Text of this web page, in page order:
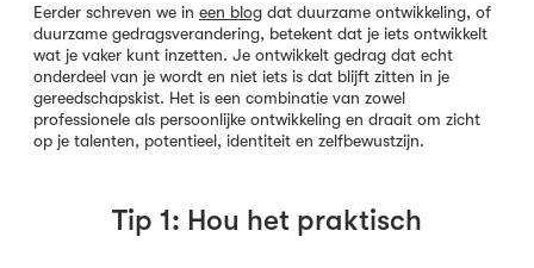
Eerder schreven we in een blog dat duurzame ontwikkeling, of
duurzame gedragsverandering, betekent dat je iets ontwikkelt
wat je vaker kunt inzetten. Je ontwikkelt gedrag dat echt
onderdeel van je wordt en niet iets is dat blijft zitten in je
gereedschapskist. Het is een combinatie van zowel
professionele als persoonlijke ontwikkeling en draait om zicht
op je talenten, potentieel, identiteit en zelfbewustzijn.
Tip 1: Hou het praktisch